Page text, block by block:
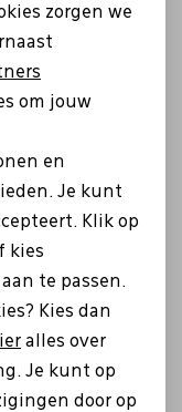
Rebul
zorgen we
om jouw
en
Je kunt
Klik op
kies
te passen.
Kies dan
alles over
Je kunt op
door op